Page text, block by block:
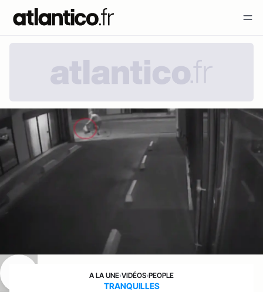
A LA UNE›VIDÉOS›PEOPLE
TRANQUILLES